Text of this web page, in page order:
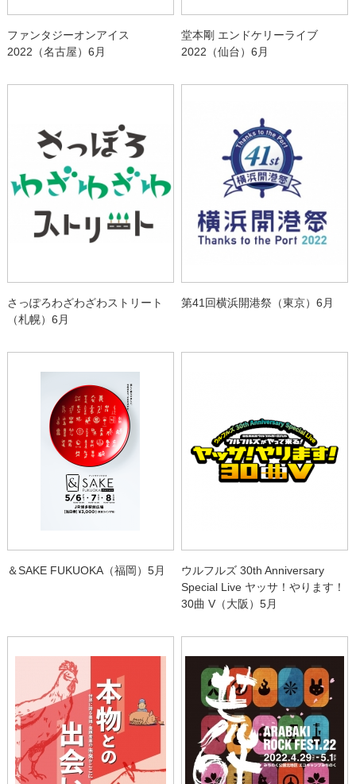
ファンタジーオンアイス
2022（名古屋）6月
堂本剛 エンドケリーライブ
2022（仙台）6月
さっぽろわざわざわストリート
（札幌）6月
第41回横浜開港祭（東京）6月
＆SAKE FUKUOKA（福岡）5月
ウルフルズ 30th Anniversary
Special Live ヤッサ！やります！
30曲 V（大阪）5月